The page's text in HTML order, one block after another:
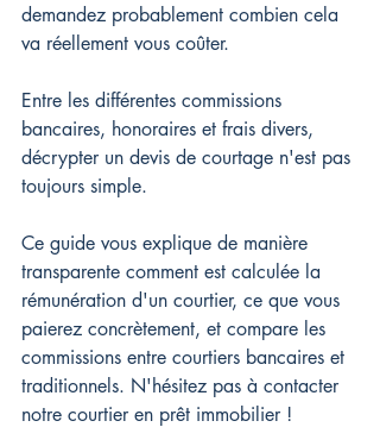
demandez probablement combien cela
va réellement vous coûter.
Entre les différentes commissions
bancaires, honoraires et frais divers,
décrypter un devis de courtage n'est pas
toujours simple.
Ce guide vous explique de manière
transparente comment est calculée la
rémunération d'un courtier, ce que vous
paierez concrètement, et compare les
commissions entre courtiers bancaires et
traditionnels. N'hésitez pas à contacter
notre courtier en prêt immobilier !